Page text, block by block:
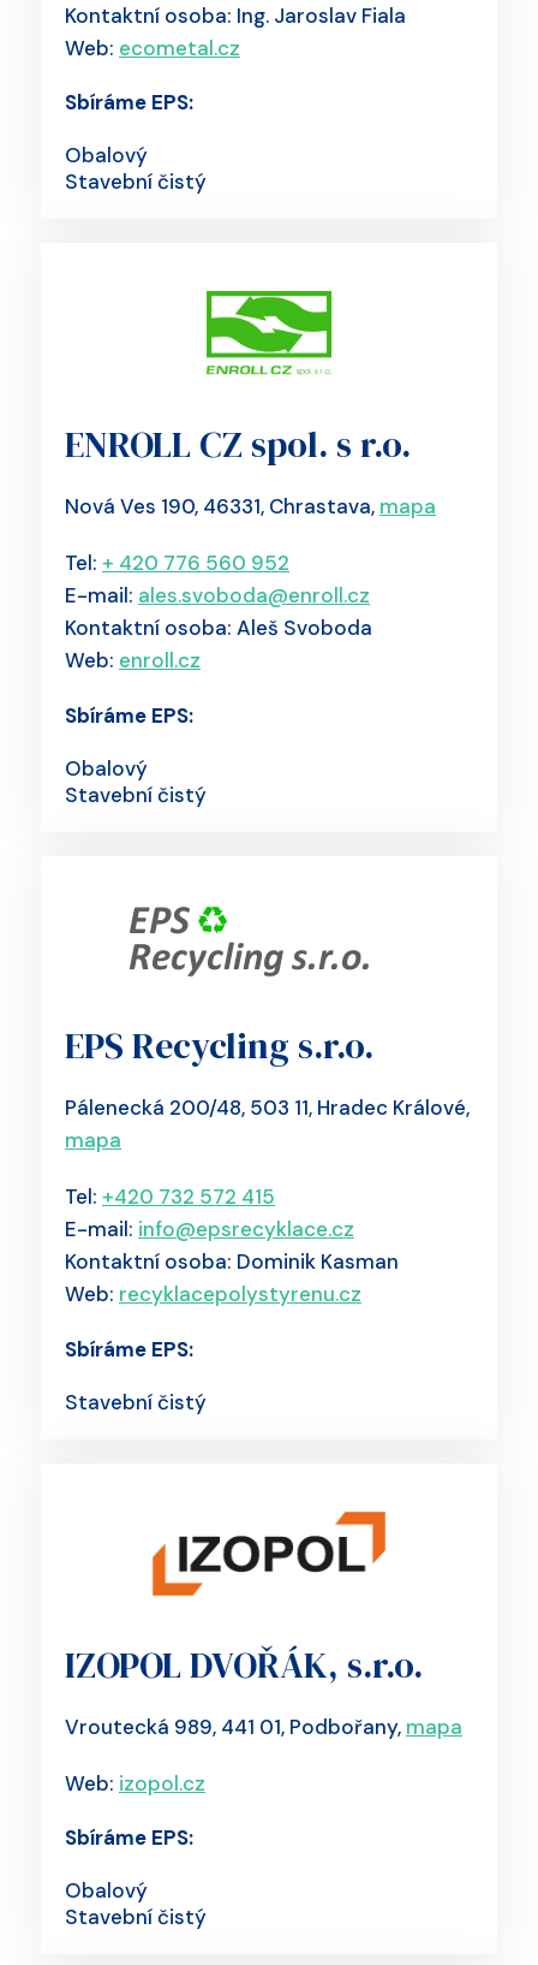
Kontaktní osoba: Ing. Jaroslav Fiala
Web: ecometal.cz
Sbíráme EPS:
Obalový
Stavební čistý
ENROLL CZ spol. s r.o.
Nová Ves 190, 46331, Chrastava, mapa
Tel: + 420 776 560 952
E-mail: ales.svoboda@enroll.cz
Kontaktní osoba: Aleš Svoboda
Web: enroll.cz
Sbíráme EPS:
Obalový
Stavební čistý
EPS Recycling s.r.o.
Pálenecká 200/48, 503 11, Hradec Králové,
mapa
Tel: +420 732 572 415
E-mail: info@epsrecyklace.cz
Kontaktní osoba: Dominik Kasman
Web: recyklacepolystyrenu.cz
Sbíráme EPS:
Stavební čistý
IZOPOL DVOŘÁK, s.r.o.
Vroutecká 989, 441 01, Podbořany, mapa
Web: izopol.cz
Sbíráme EPS:
Obalový
Stavební čistý